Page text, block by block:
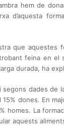
hem de
d’aquesta
que aquestes
feina en el
durada, ha
dades de
dones. En
homes. La
aquests